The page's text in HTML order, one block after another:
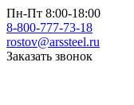
Пн-Пт 8:00-18:00
8-800-777-73-18
rostov@arssteel.ru
Заказать звонок